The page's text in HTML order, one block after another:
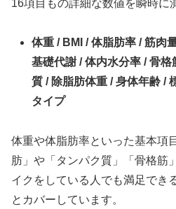
16項目もの詳細な数値を瞬時に
体重 / BMI / 体脂肪率 / 筋肉
基礎代謝 / 体内水分率 / 骨格
質 / 除脂肪体重 / 身体年齢 /
タイプ
体重や体脂肪率といった基本項
肪」や「タンパク質」「骨格筋
イクをしている人でも満足でき
とカバーしています。